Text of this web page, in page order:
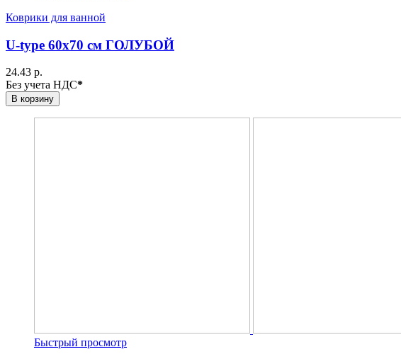
Коврики для ванной
U-type 60х70 см ГОЛУБОЙ
24.43 р.
Без учета НДС*
В корзину
Быстрый просмотр